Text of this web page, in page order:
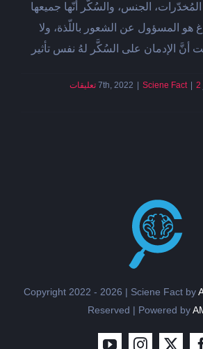
الجنس، والسُكَّر أنّها جميعها
هو المسؤول عن الشعور باللّذة، ولا
أنَّ الإدمان على السُكَّر لهُ نفس تأثير
Sciene Fact
2 تعليقات
Reserved | Powered by